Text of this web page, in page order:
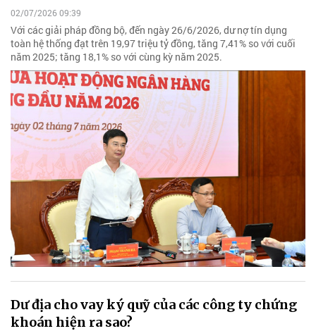
02/07/2026 09:39
Với các giải pháp đồng bộ, đến ngày 26/6/2026, dư nợ tín dụng
toàn hệ thống đạt trên 19,97 triệu tỷ đồng, tăng 7,41% so với cuối
năm 2025; tăng 18,1% so với cùng kỳ năm 2025.
Dư địa cho vay ký quỹ của các công ty chứng
khoán hiện ra sao?